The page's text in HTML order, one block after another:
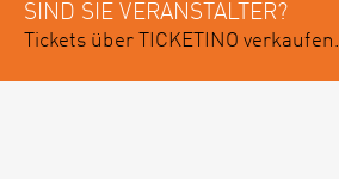
SIND SIE VERANSTALTER?
Tickets über TICKETINO verkaufen.